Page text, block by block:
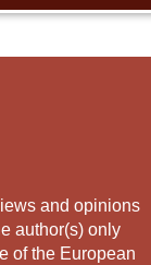
and opinions
author(s) only
of the European